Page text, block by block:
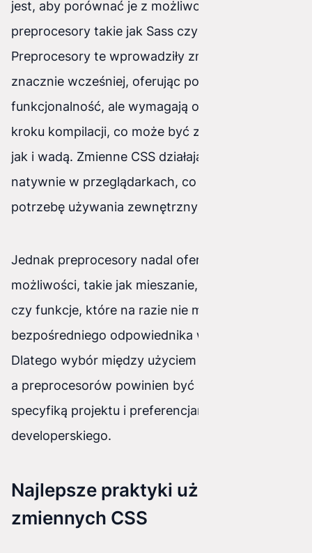
jest, aby porównać je z możliwościami, jakie dają
preprocesory takie jak Sass czy LESS.
Preprocesory te wprowadziły zmienne do CSS
znacznie wcześniej, oferując podobną
funkcjonalność, ale wymagają one dodatkowego
kroku kompilacji, co może być zarówno zaletą,
jak i wadą. Zmienne CSS działają natomiast
natywnie w przeglądarkach, co eliminuje
potrzebę używania zewnętrznych narzędzi.
Jednak preprocesory nadal oferują szersze
możliwości, takie jak mieszanie, dziedziczenie
czy funkcje, które na razie nie mają swojego
bezpośredniego odpowiednika w czystym CSS.
Dlatego wybór między użyciem zmiennych CSS
a preprocesorów powinien być podyktowany
specyfiką projektu i preferencjami zespołu
developerskiego.
Najlepsze praktyki używania
zmiennych CSS